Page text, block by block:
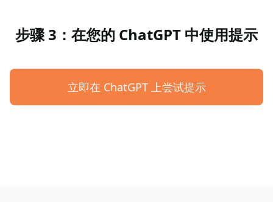
步骤 3：在您的 ChatGPT 中使用提示
立即在 ChatGPT 上尝试提示